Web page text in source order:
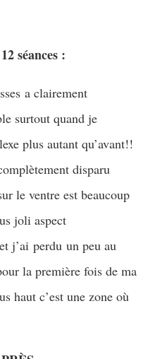
séances :
a clairement
surtout quand je
plus autant qu’avant!!
disparu
le ventre est beaucoup
joli aspect
j’ai perdu un peu au
la première fois de ma
haut c’est une zone où